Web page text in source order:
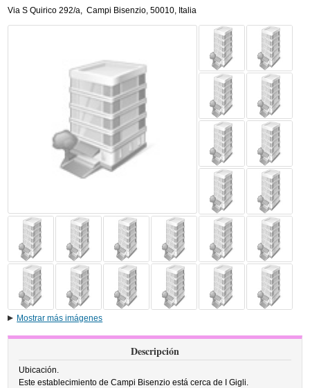
Via S Quirico 292/a, Campi Bisenzio,50010, Italia
Mostrar más imágenes
Descripción
Ubicación.
Este establecimiento de Campi Bisenzio está cerca de I Gigli.